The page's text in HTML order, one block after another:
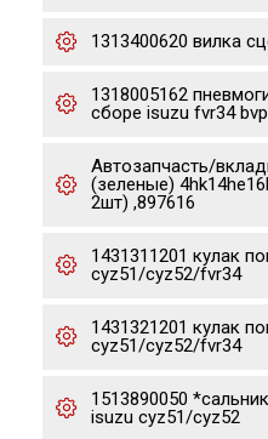
1313400620 вилка
1318005162
сборе isuzu fvr34 bvp
Автозапчасть/
(зеленые)
2шт) ,897616
1431311201 кулак
cyz51/cyz52/fvr34
1431321201 кулак
cyz51/cyz52/fvr34
1513890050
isuzu cyz51/cyz52